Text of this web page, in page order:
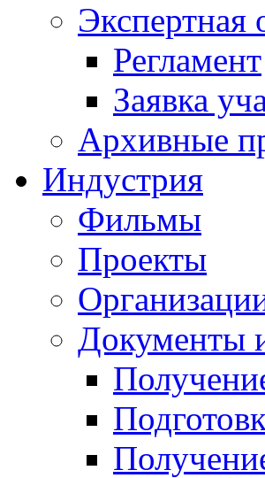
Экспертная
Регламент
Заявка
Архивные
Индустрия
Фильмы
Проекты
Документы